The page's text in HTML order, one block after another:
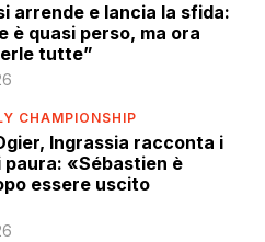
arrende e lancia la sfida:
è quasi perso, ma ora
tutte”
CHAMPIONSHIP
Ingrassia racconta i
paura: «Sébastien è
essere uscito